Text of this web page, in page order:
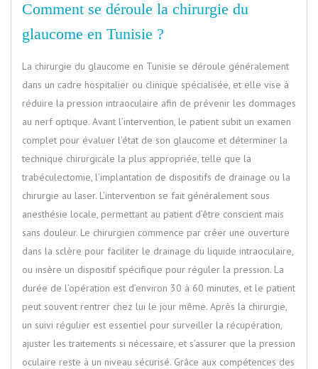
Comment se déroule la chirurgie du
glaucome en Tunisie ?
La chirurgie du glaucome en Tunisie se déroule généralement
dans un cadre hospitalier ou clinique spécialisée, et elle vise à
réduire la pression intraoculaire afin de prévenir les dommages
au nerf optique. Avant l’intervention, le patient subit un examen
complet pour évaluer l’état de son glaucome et déterminer la
technique chirurgicale la plus appropriée, telle que la
trabéculectomie, l’implantation de dispositifs de drainage ou la
chirurgie au laser. L’intervention se fait généralement sous
anesthésie locale, permettant au patient d’être conscient mais
sans douleur. Le chirurgien commence par créer une ouverture
dans la sclère pour faciliter le drainage du liquide intraoculaire,
ou insère un dispositif spécifique pour réguler la pression. La
durée de l’opération est d’environ 30 à 60 minutes, et le patient
peut souvent rentrer chez lui le jour même. Après la chirurgie,
un suivi régulier est essentiel pour surveiller la récupération,
ajuster les traitements si nécessaire, et s’assurer que la pression
oculaire reste à un niveau sécurisé. Grâce aux compétences des